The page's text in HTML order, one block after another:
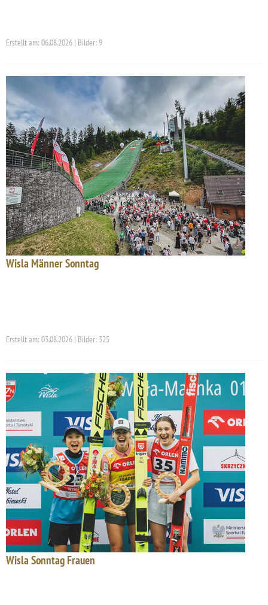
Erstellt am: 06.08.2026 | Bilder: 9
Wisla Männer Sonntag
Erstellt am: 03.08.2026 | Bilder: 325
Wisla Sonntag Frauen